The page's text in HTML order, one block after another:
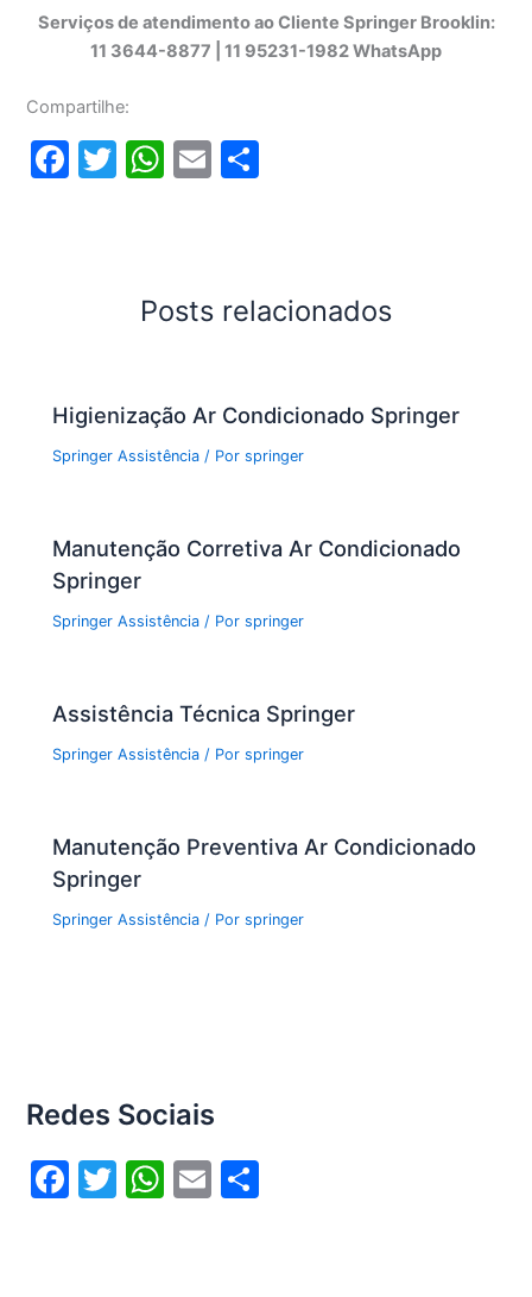
Serviços de atendimento ao Cliente Springer Brooklin:
11 3644-8877 | 11 95231-1982 WhatsApp
Compartilhe:
F
k
T
W
A
E
Posts relacionados
Higienização Ar Condicionado Springer
Springer Assistência / Porspringer
Manutenção Corretiva Ar Condicionado
Springer
Springer Assistência / Porspringer
Assistência Técnica Springer
Springer Assistência / Porspringer
Manutenção Preventiva Ar Condicionado
Springer
Springer Assistência / Porspringer
Redes Sociais
F
T
W E